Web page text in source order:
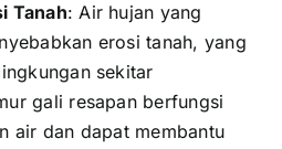
Tanah: Air hujan yang
erosi tanah, yang
sekitar
gali resapan berfungsi
air dan dapat membantu